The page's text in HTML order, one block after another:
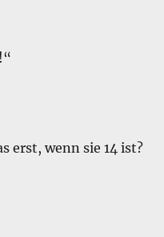
erst, wenn sie 14 ist?